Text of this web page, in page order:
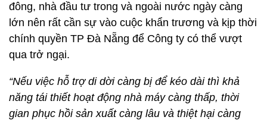
đông, nhà đầu tư trong và ngoài nước ngày càng
lớn nên rất cần sự vào cuộc khẩn trương và kịp thời
chính quyền TP Đà Nẵng để Công ty có thể vượt
qua trở ngại.
“Nếu việc hỗ trợ di dời càng bị để kéo dài thì khả
năng tái thiết hoạt động nhà máy càng thấp, thời
gian phục hồi sản xuất càng lâu và thiệt hại càng